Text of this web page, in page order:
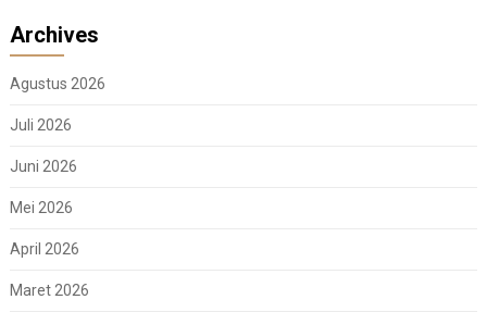
Archives
Agustus 2026
Juli 2026
Juni 2026
Mei 2026
April 2026
Maret 2026